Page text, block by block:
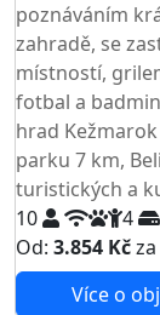
poznáváním
zahradě, se
místností,
fotbal a
hrad
parku 7 km,
turistických a
10
4
Od: 3.854 Kč
Více o